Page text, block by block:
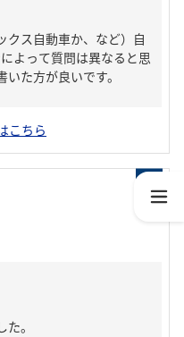
クス自動車か、など）自
よって質問は異なると思
た方が良いです。
こちら
。